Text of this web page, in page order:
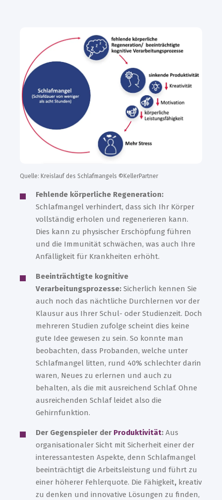
Quelle: Kreislauf des Schlafmangels ©KellerPartner
Fehlende körperliche Regeneration:
Schlafmangel verhindert, dass sich Ihr Körper
vollständig erholen und regenerieren kann.
Dies kann zu physischer Erschöpfung führen
und die Immunität schwächen, was auch Ihre
Anfälligkeit für Krankheiten erhöht.
Beeinträchtigte kognitive
Verarbeitungsprozesse: Sicherlich kennen Sie
auch noch das nächtliche Durchlernen vor der
Klausur aus Ihrer Schul- oder Studienzeit. Doch
mehreren Studien zufolge scheint dies keine
gute Idee gewesen zu sein. So konnte man
beobachten, dass Probanden, welche unter
Schlafmangel litten, rund 40% schlechter darin
waren, Neues zu erlernen und auch zu
behalten, als die mit ausreichend Schlaf. Ohne
ausreichenden Schlaf leidet also die
Gehirnfunktion.
Der Gegenspieler der Produktivität: Aus
organisationaler Sicht mit Sicherheit einer der
interessantesten Aspekte, denn Schlafmangel
beeinträchtigt die Arbeitsleistung und führt zu
einer höherer Fehlerquote. Die Fähigkeit, kreativ
zu denken und innovative Lösungen zu finden,